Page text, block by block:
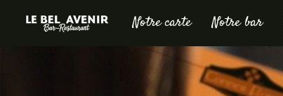
Notre carte Notre bar